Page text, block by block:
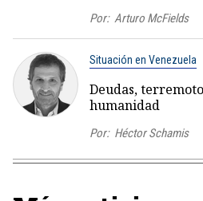
Por: Arturo McFields
Situación en Venezuela
Deudas,
humanidad
Por: Héctor Schamis